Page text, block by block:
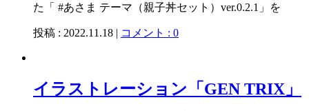
た「 #あさま テーマ（親子丼セット）ver.0.2.1」を
投稿 : 2022.11.18 | コメント : 0
イラストレーション「GEN TRIX」